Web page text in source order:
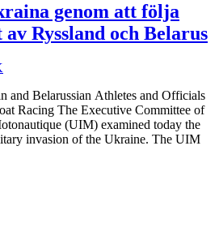
genom att följa
Ryssland och Belarus
and Belarussian Athletes and Officials
Racing The Executive Committee of
(UIM) examined today the
invasion of the Ukraine. The UIM